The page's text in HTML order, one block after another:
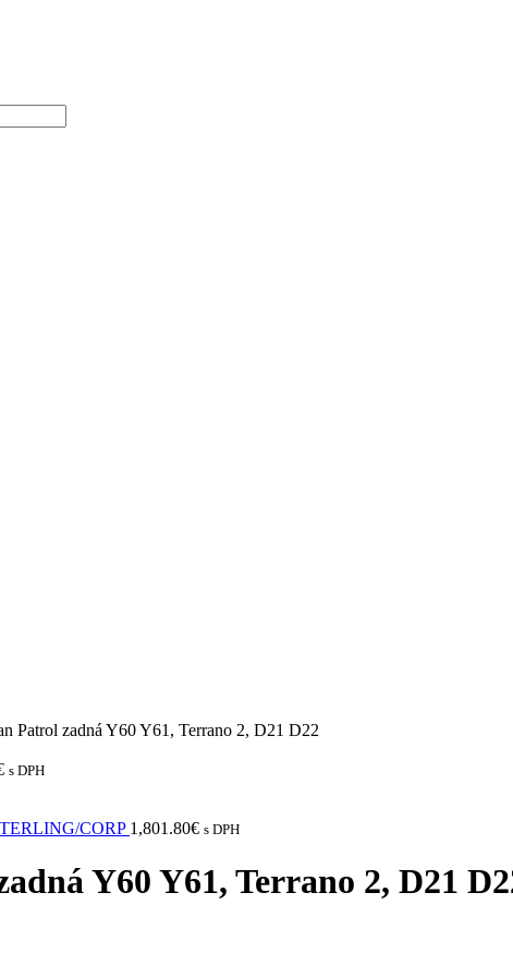
Patrol zadná Y60 Y61, Terrano 2, D21 D22
s DPH
CORP 1,801.80€ s DPH
Y60 Y61, Terrano 2, D21